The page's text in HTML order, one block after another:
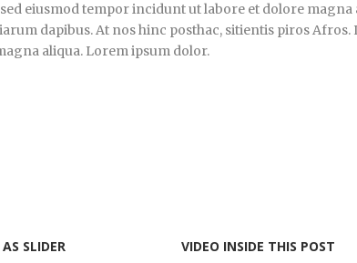
eiusmod tempor incidunt ut labore et dolore magna
dapibus. At nos hinc posthac, sitientis piros
aliqua. Lorem ipsum dolor.
SLIDER VIDEO INSIDE THIS POST